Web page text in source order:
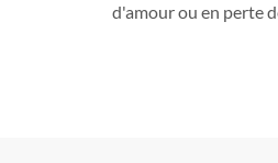
d'amour ou en perte